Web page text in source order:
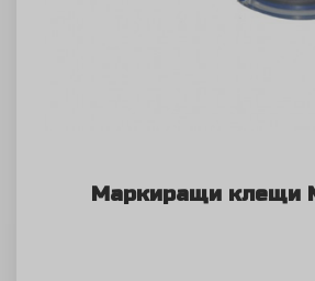
Mаркиращи клещи